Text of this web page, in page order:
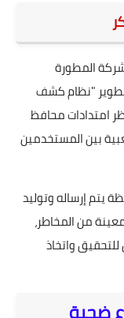
المطورة
"نظام كشف
امتدادات محافظ
بين المستخدمين
يتم إرساله وتوليد
من المخاطر،
للتحقيق واتخاذ